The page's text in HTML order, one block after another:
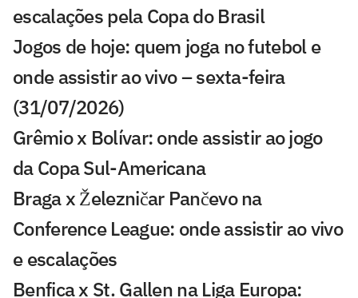
escalações pela Copa do Brasil
Jogos de hoje: quem joga no futebol e
onde assistir ao vivo – sexta-feira
(31/07/2026)
Grêmio x Bolívar: onde assistir ao jogo
da Copa Sul-Americana
Braga x Železničar Pančevo na
Conference League: onde assistir ao vivo
e escalações
Benfica x St. Gallen na Liga Europa: